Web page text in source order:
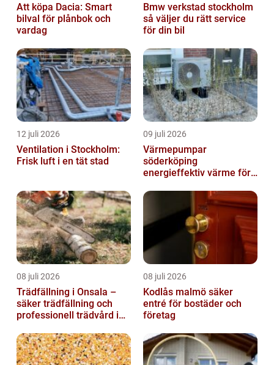
Att köpa Dacia: Smart
bilval för plånbok och
vardag
Bmw verkstad stockholm
så väljer du rätt service
för din bil
12 juli 2026
Ventilation i Stockholm:
Frisk luft i en tät stad
09 juli 2026
Värmepumpar
söderköping
energieffektiv värme för
08 juli 2026
Trädfällning i Onsala –
säker trädfällning och
professionell trädvård i
08 juli 2026
Kodlås malmö säker
entré för bostäder och
företag